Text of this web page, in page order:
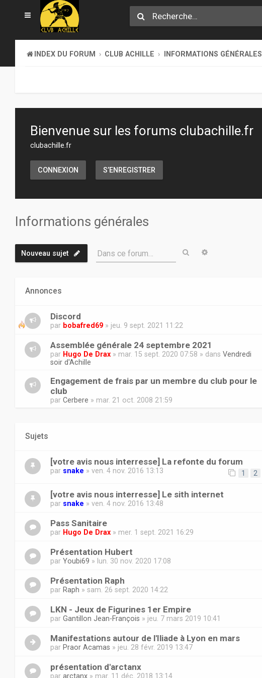
INDEX DU FORUM CLUB ACHILLE INFORMATIONS GÉNÉRALES
Bienvenue sur les forums clubachille.fr
clubachille.fr
CONNEXION S’ENREGISTRER
Informations générales
Nouveau sujet Dans ce forum… Rechercher
Annonces
Discord
par bobafred69 » jeu. 9 sept. 2021 11:22
Assemblée générale 24 septembre 2021
par Hugo De Drax » mar. 15 sept. 2020 07:58 » dans Vendredi
soir d'Achille
Engagement de frais par un membre du club pour le
club
par Cerbere » mar. 21 oct. 2008 21:59
Sujets
[votre avis nous interresse] La refonte du forum
par snake » ven. 4 nov. 2016 13:13 1 2
[votre avis nous interresse] Le sith internet
par snake » ven. 4 nov. 2016 13:48
Pass Sanitaire
par Hugo De Drax » mer. 1 sept. 2021 16:29
Présentation Hubert
par Youbi69 » lun. 30 nov. 2020 17:08
Présentation Raph
par Raph » sam. 26 sept. 2020 14:22
LKN - Jeux de Figurines 1er Empire
par Gantillon Jean-François » jeu. 7 mars 2019 10:41
Manifestations autour de l'Iliade à Lyon en mars
par Praor Acamas » jeu. 28 févr. 2019 13:47
présentation d'arctanx
par arctanx » mar. 11 déc. 2018 13:14